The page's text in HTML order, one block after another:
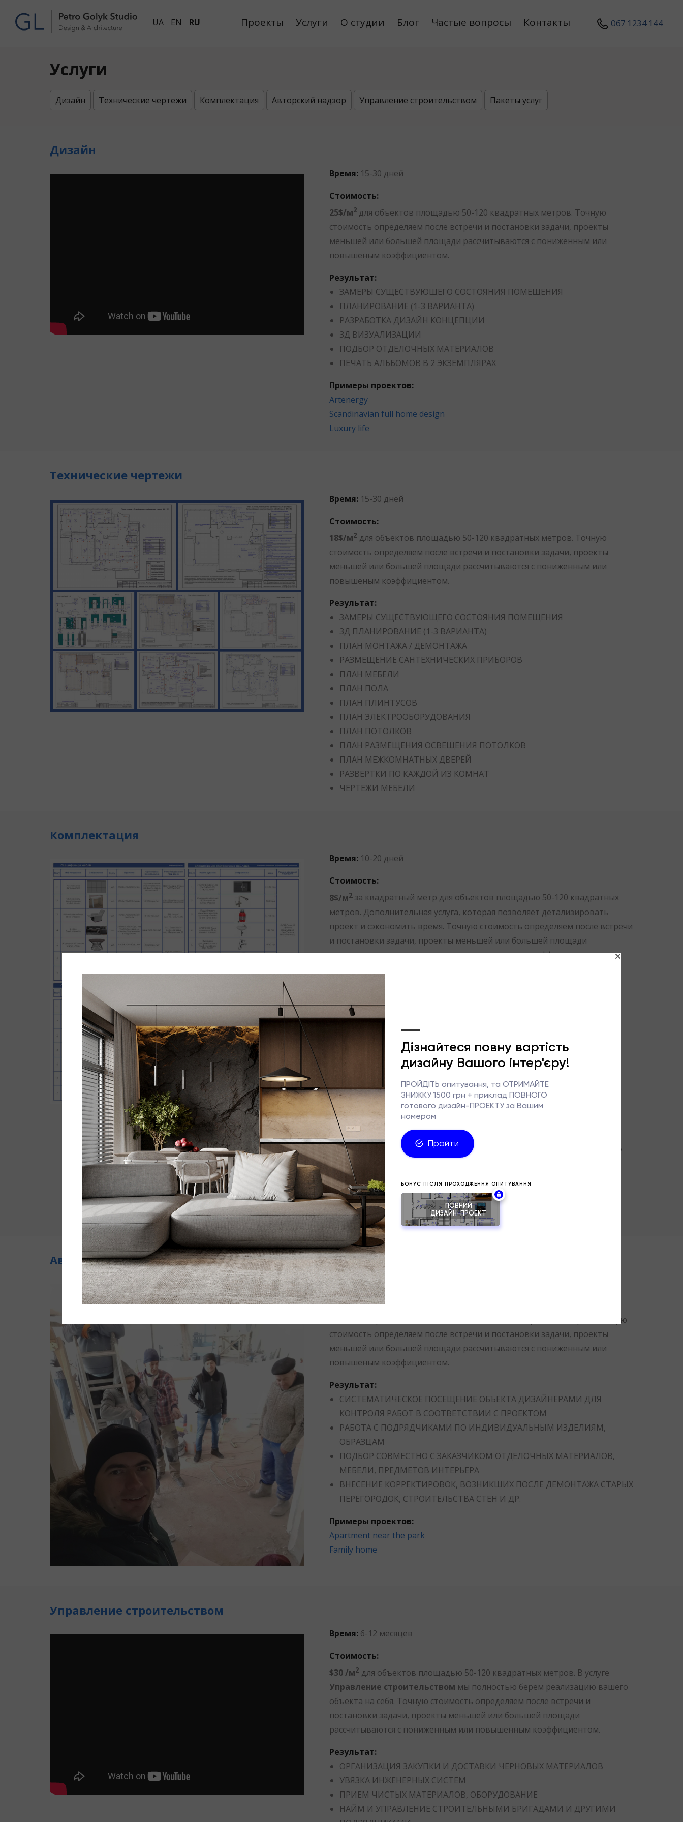
UA EN RU Проекты Услуги О студии Блог Частые вопросы Контакты 067 1234 144
Услуги
Дизайн Технические чертежи Комплектация Авторский надзор Управление строительством Пакеты услуг
Дизайн
Время: 15-30 дней
Стоимость:
25$/м2 для объектов площадью 50-120 квадратных метров. Точную
стоимость определяем после встречи и постановки задачи, проекты
меньшей или большей площади рассчитываются с пониженным или
повышеным коэффициентом.
Результат:
ЗАМЕРЫ СУЩЕСТВУЮЩЕГО СОСТОЯНИЯ ПОМЕЩЕНИЯ
ПЛАНИРОВАНИЕ (1-3 ВАРИАНТА)
РАЗРАБОТКА ДИЗАЙН КОНЦЕПЦИИ
3Д ВИЗУАЛИЗАЦИИ
ПОДБОР ОТДЕЛОЧНЫХ МАТЕРИАЛОВ
ПЕЧАТЬ АЛЬБОМОВ В 2 ЭКЗЕМПЛЯРАХ
Примеры проектов:
Artenergy
Scandinavian full home design
Luxury life
Технические чертежи
Время: 15-30 дней
Стоимость:
18$/м2 для объектов площадью 50-120 квадратных метров. Точную
стоимость определяем после встречи и постановки задачи, проекты
меньшей или большей площади рассчитываются с пониженным или
повышеным коэффициентом.
Результат:
ЗАМЕРЫ СУЩЕСТВУЮЩЕГО СОСТОЯНИЯ ПОМЕЩЕНИЯ
3Д ПЛАНИРОВАНИЕ (1-3 ВАРИАНТА)
ПЛАН МОНТАЖА / ДЕМОНТАЖА
РАЗМЕЩЕНИЕ САНТЕХНИЧЕСКИХ ПРИБОРОВ
ПЛАН МЕБЕЛИ
ПЛАН ПОЛА
ПЛАН ПЛИНТУСОВ
ПЛАН ЭЛЕКТРООБОРУДОВАНИЯ
ПЛАН ПОТОЛКОВ
ПЛАН РАЗМЕЩЕНИЯ ОСВЕЩЕНИЯ ПОТОЛКОВ
ПЛАН МЕЖКОМНАТНЫХ ДВЕРЕЙ
РАЗВЕРТКИ ПО КАЖДОЙ ИЗ КОМНАТ
ЧЕРТЕЖИ МЕБЕЛИ
Комплектация
Время: 10-20 дней
Стоимость:
8$/м2 за квадратный метр для объектов площадью 50-120 квадратных
метров. Дополнительная услуга, которая позволяет детализировать
проект и сэкономить время. Точную стоимость определяем после встречи
и постановки задачи, проекты меньшей или большей площади
рассчитываются с пониженным или повышеным коэффициентом
Результат:
РЕКОМЕНДОВАННЫМИ ПОДРЯДЧИКАМИ ДЛЯ РЕАЛИЗАЦИИ ДИЗАЙН
ПРОЕКТА ВКЛЮЧАЕТ:
СВЕТИЛЬНИКИ
МЕБЕЛЬ ФАБРИЧНУЮ И НА ЗАКАЗ
АКУСТИКУ
КОНДИЦИОНИРОВАНИЕ
ОТДЕЛОЧНЫЕ МАТЕРИАЛЫ
ДЕКОР
ИНДИВИДУАЛЬНЫЕ ИЗДЕЛИЯ РАЗРАБОТАНЫ ДЛЯ ДИЗАЙН ПРОЕКТА
Примеры проектов:
Spacious house
Modern jungles
Авторский надзор
Время:6-12 месяцев
Стоимость:
для объектов площадью 50-120 квадратных метров. Точную
стоимость определяем после встречи и постановки задачи, проекты
меньшей или большей площади рассчитываются с пониженным или
повышеным коэффициентом.
Результат:
СИСТЕМАТИЧЕСКОЕ ПОСЕЩЕНИЕ ОБЪЕКТА ДИЗАЙНЕРАМИ ДЛЯ
КОНТРОЛЯ РАБОТ В СООТВЕТСТВИИ С ПРОЕКТОМ
РАБОТА С ПОДРЯДЧИКАМИ ПО ИНДИВИДУАЛЬНЫМ ИЗДЕЛИЯМ,
ОБРАЗЦАМ
ПОДБОР СОВМЕСТНО С ЗАКАЗЧИКОМ ОТДЕЛОЧНЫХ МАТЕРИАЛОВ,
МЕБЕЛИ, ПРЕДМЕТОВ ИНТЕРЬЕРА
ВНЕСЕНИЕ КОРРЕКТИРОВОК, ВОЗНИКШИХ ПОСЛЕ ДЕМОНТАЖА СТАРЫХ
ПЕРЕГОРОДОК, СТРОИТЕЛЬСТВА СТЕН И ДР.
Примеры проектов:
Apartment near the park
Family home
Управление строительством
Время: 6-12 месяцев
Стоимость:
$30 /м2 для объектов площадью 50-120 квадратных метров. В услуге
Управление строительством мы полностью берем реализацию вашего
объекта на себя. Точную стоимость определяем после встречи и
постановки задачи, проекты меньшей или большей площади
рассчитываются с пониженным или повышенным коэффициентом.
Результат:
ОРГАНИЗАЦИЯ ЗАКУПКИ И ДОСТАВКИ ЧЕРНОВЫХ МАТЕРИАЛОВ
УВЯЗКА ИНЖЕНЕРНЫХ СИСТЕМ
ПРИЕМ ЧИСТЫХ МАТЕРИАЛОВ, ОБОРУДОВАНИЕ
НАЙМ И УПРАВЛЕНИЕ СТРОИТЕЛЬНЫМИ БРИГАДАМИ И ДРУГИМИ